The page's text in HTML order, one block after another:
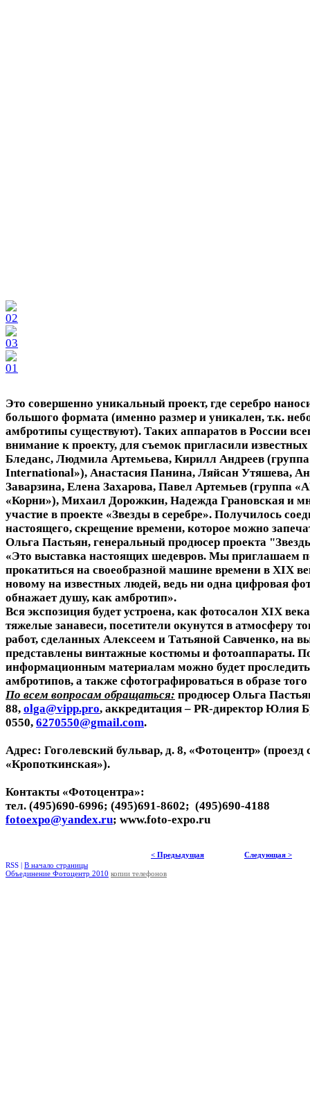
Это совершенно уникальный проект, где серебро
большого формата (именно размер и уникален, т.к.
амбротипы существуют). Таких аппаратов в России
внимание к проекту, для съемок пригласили
Бледанс, Людмила Артемьева, Кирилл Андреев
International»), Анастасия Панина, Ляйсан Утяшева,
Заварзина, Елена Захарова, Павел Артемьев (группа
«Корни»), Михаил Дорожкин, Надежда Грановская и
участие в проекте «Звезды в серебре». Получилось
настоящего, скрещение времени, которое можно
Ольга Пастьян, генеральный продюсер проекта
«Это выставка настоящих шедевров. Мы приглашаем
прокатиться на своеобразной машине времени в XIX
новому на известных людей, ведь ни одна цифровая
обнажает душу, как амбротип».
Вся экспозиция будет устроена, как фотосалон ХIХ
тяжелые занавеси, посетители окунутся в атмосферу
работ, сделанных Алексеем и Татьяной Савченко, на
представлены винтажные костюмы и фотоаппараты.
информационным материалам можно будет проследить
амбротипов, а также сфотографироваться в образе
По всем вопросам обращаться: продюсер Ольга
88, olga@vipp.pro, аккредитация – PR-директор Юлия
0550, 6270550@gmail.com.
Адрес: Гоголевский бульвар, д. 8, «Фотоцентр» (проезд
«Кропоткинская»).
Контакты «Фотоцентра»:
тел. (495)690-6996; (495)691-8602; (495)690-4188
fotoexpo@yandex.ru; www.foto-expo.ru
< Предыдущая
Следующая >
RSS | В начало страницы
Объединение Фотоцентр 2010 копии телефонов